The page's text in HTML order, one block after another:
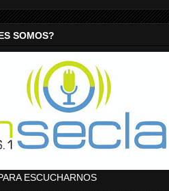
SOMOS?
ESCUCHARNOS